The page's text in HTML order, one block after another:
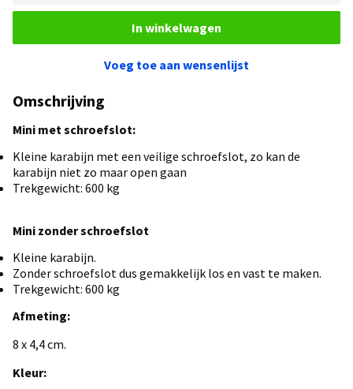
In winkelwagen
Voeg toe aan wensenlijst
Omschrijving
Mini met schroefslot:
Kleine karabijn met een veilige schroefslot, zo kan de
karabijn niet zo maar open gaan
Trekgewicht: 600 kg
Mini zonder schroefslot
Kleine karabijn.
Zonder schroefslot dus gemakkelijk los en vast te maken.
Trekgewicht: 600 kg
Afmeting:
8 x 4,4 cm.
Kleur: